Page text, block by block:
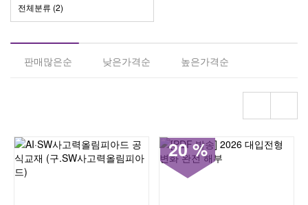
전체분류 (2)
판매많은순 낮은가격순
높은가격순
20 %